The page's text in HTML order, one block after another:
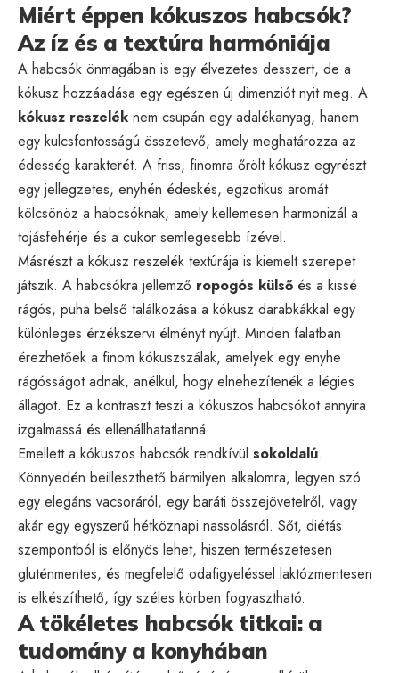
Miért éppen kókuszos habcsók?
Az íz és a textúra harmóniája
A habcsók önmagában is egy élvezetes desszert, de a
kókusz hozzáadása egy egészen új dimenziót nyit meg. A
kókusz reszelék nem csupán egy adalékanyag, hanem
egy kulcsfontosságú összetevő, amely meghatározza az
édesség karakterét. A friss, finomra őrölt kókusz egyrészt
egy jellegzetes, enyhén édeskés, egzotikus aromát
kölcsönöz a habcsóknak, amely kellemesen harmonizál a
tojásfehérje és a cukor semlegesebb ízével.
Másrészt a kókusz reszelék textúrája is kiemelt szerepet
játszik. A habcsókra jellemző ropogós külső és a kissé
rágós, puha belső találkozása a kókusz darabkákkal egy
különleges érzékszervi élményt nyújt. Minden falatban
érezhetőek a finom kókuszszálak, amelyek egy enyhe
rágósságot adnak, anélkül, hogy elnehezítenék a légies
állagot. Ez a kontraszt teszi a kókuszos habcsókot annyira
izgalmassá és ellenállhatatlanná.
Emellett a kókuszos habcsók rendkívül sokoldalú.
Könnyedén beilleszthető bármilyen alkalomra, legyen szó
egy elegáns vacsoráról, egy baráti összejövetelről, vagy
akár egy egyszerű hétköznapi nassolásról. Sőt, diétás
szempontból is előnyös lehet, hiszen természetesen
gluténmentes, és megfelelő odafigyeléssel laktózmentesen
is elkészíthető, így széles körben fogyasztható.
A tökéletes habcsók titkai: a
tudomány a konyhában